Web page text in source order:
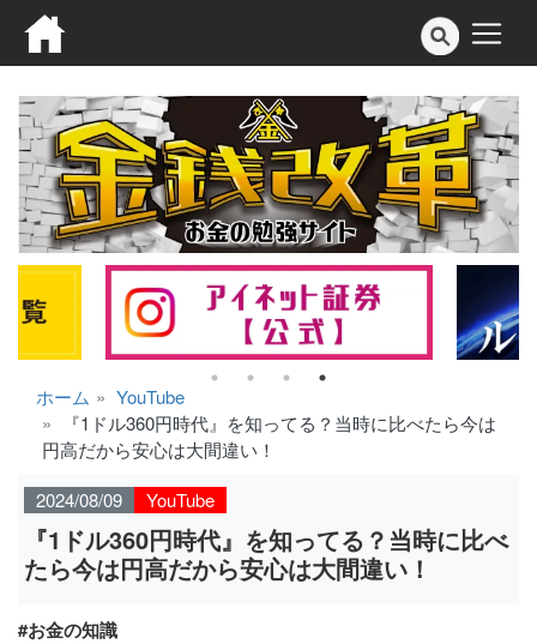
ホーム
YouTube
『1ドル360円時代』を知ってる？当時に比べたら今は
円高だから安心は大間違い！
2024/08/09
YouTube
『1ドル360円時代』を知ってる？当時に比べ
たら今は円高だから安心は大間違い！
#お金の知識